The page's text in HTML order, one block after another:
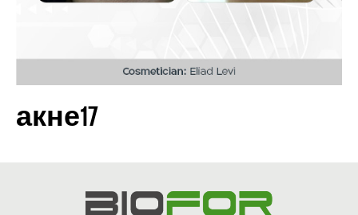
акне17